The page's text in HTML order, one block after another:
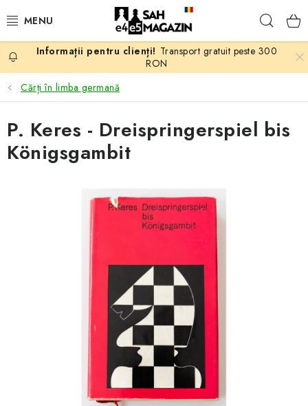
PROMOTII
ȘAH
PIESE DE ȘAH
TABLE DE ȘAH
Transport gratuit peste 300
RON
Cărți în limba germană
P. Keres - Dreispringerspiel bis
Königsgambit